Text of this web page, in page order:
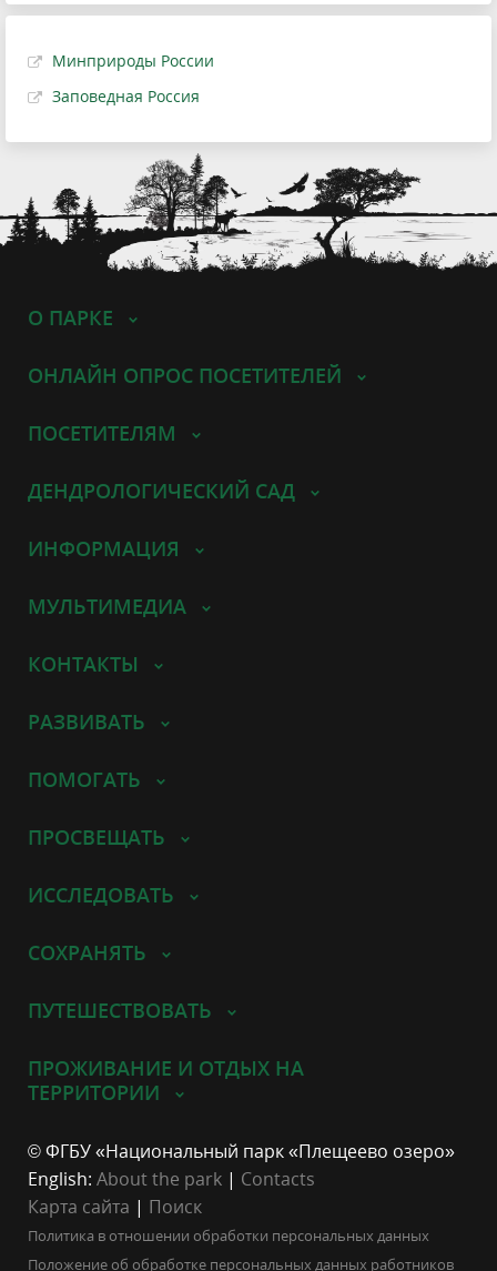
Минприроды России
Заповедная Россия
О ПАРКЕ
ОНЛАЙН ОПРОС ПОСЕТИТЕЛЕЙ
ПОСЕТИТЕЛЯМ
ДЕНДРОЛОГИЧЕСКИЙ САД
ИНФОРМАЦИЯ
МУЛЬТИМЕДИА
КОНТАКТЫ
РАЗВИВАТЬ
ПОМОГАТЬ
ПРОСВЕЩАТЬ
ИССЛЕДОВАТЬ
СОХРАНЯТЬ
ПУТЕШЕСТВОВАТЬ
ПРОЖИВАНИЕ И ОТДЫХ НА
ТЕРРИТОРИИ
© ФГБУ «Национальный парк «Плещеево озеро»
English: About the park | Contacts
Карта сайта | Поиск
Политика в отношении обработки персональных данных
Положение об обработке персональных данных работников